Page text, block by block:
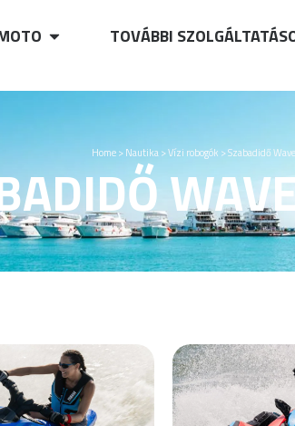
TOVÁBBI
Home>Nautika>Vízi robogók >Szabadidő